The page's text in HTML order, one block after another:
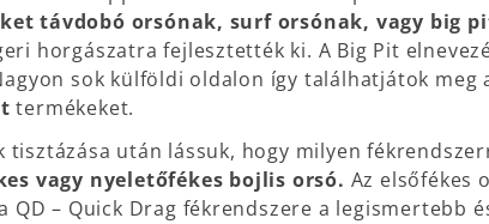
távdobó orsónak, surf orsónak, vagy big
horgászatra fejlesztették ki. A Big Pit
sok külföldi oldalon így találhatjátok meg
termékeket.
tisztázása után lássuk, hogy milyen
vagy nyeletőfékes bojlis orsó. Az elsőfékes
QD – Quick Drag fékrendszere a legismertebb